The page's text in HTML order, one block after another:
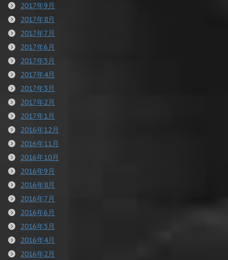
2017年9月
2017年8月
2017年7月
2017年6月
2017年5月
2017年4月
2017年3月
2017年2月
2017年1月
2016年12月
2016年11月
2016年10月
2016年9月
2016年8月
2016年7月
2016年6月
2016年5月
2016年4月
2016年2月